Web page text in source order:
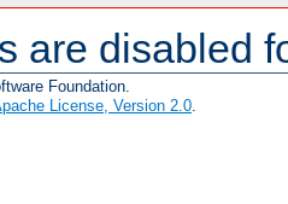
are disabled
Foundation.
License, Version 2.0